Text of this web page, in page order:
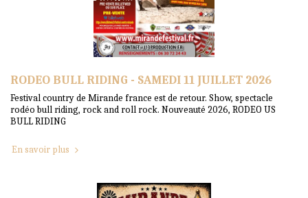
RODEO BULL RIDING - SAMEDI 11 JUILLET 2026
Festival country de Mirande france est de retour. Show, spectacle
rodéo bull riding, rock and roll rock. Nouveauté 2026, RODEO US
BULL RIDING
En savoir plus